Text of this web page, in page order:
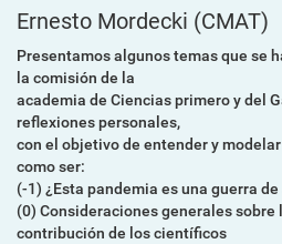
Ernesto Mordecki (CMAT)
Presentamos algunos temas que se
la comisión de la
academia de Ciencias primero y del
reflexiones personales,
con el objetivo de entender y
como ser:
(-1) ¿Esta pandemia es una guerra
(0) Consideraciones generales sobre
contribución de los científicos